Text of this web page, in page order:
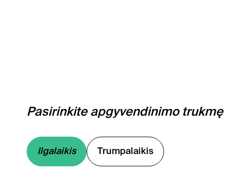
Pasirinkite apgyvendinimo trukmę
Ilgalaikis Trumpalaikis